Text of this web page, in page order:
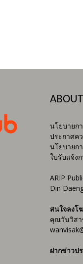
นโยบายก
ประกาศค
นโยบายก
ใบรับแจ้ง
ARIP
Din
สนใจลงโ
คุณวันวิสา
ฝากข่าวป